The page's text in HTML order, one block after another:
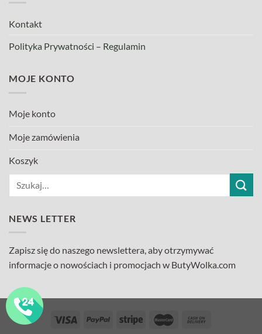
Kontakt
Polityka Prywatności – Regulamin
MOJE KONTO
Moje konto
Moje zamówienia
Koszyk
NEWS LETTER
Zapisz się do naszego newslettera, aby otrzymywać
informacje o nowościach i promocjach w ButyWolka.com